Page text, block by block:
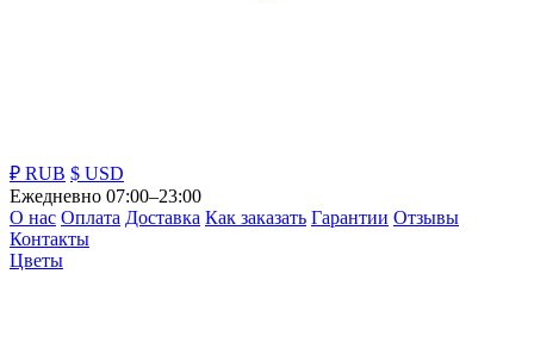
₽ RUB $ USD
Ежедневно 07:00–23:00
О нас Оплата Доставка Как заказать Гарантии Отзывы
Контакты
Цветы